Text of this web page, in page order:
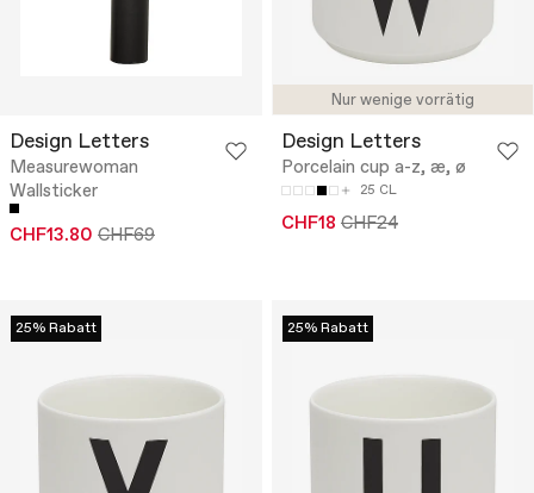
Design Letters
Measurewoman
Wallsticker
CHF13.80 CHF69
Nur wenige vorrätig
Design Letters
Porcelain cup a-z, æ, ø
25 CL
CHF18 CHF24
25% Rabatt 25% Rabatt